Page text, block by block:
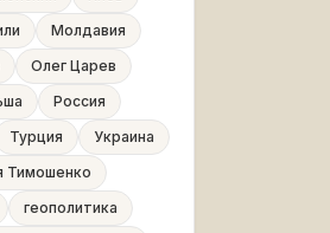
Молдавия
Олег Царев
Россия
Турция
Украина
Тимошенко
геополитика